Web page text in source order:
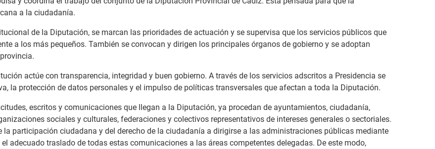
a la ciudadanía.
de la Diputación, se marcan las prioridades de actuación y se supervisa que los servicios públicos que
a los más pequeños. También se convocan y dirigen los principales órganos de gobierno y se adoptan
actúe con transparencia, integridad y buen gobierno. A través de los servicios adscritos a Presidencia se
la protección de datos personales y el impulso de políticas transversales que afectan a toda la Diputación.
escritos y comunicaciones que llegan a la Diputación, ya procedan de ayuntamientos, ciudadanía,
sociales y culturales, federaciones y colectivos representativos de intereses generales o sectoriales.
la participación ciudadana y del derecho de la ciudadanía a dirigirse a las administraciones públicas mediante
adecuado traslado de todas estas comunicaciones a las áreas competentes delegadas. De este modo,